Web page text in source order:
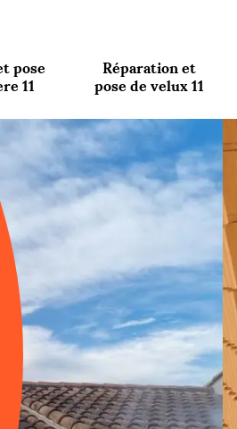
pose
11
Réparation et
pose de velux 11